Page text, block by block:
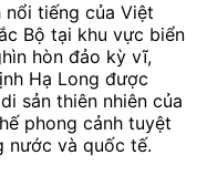
tiếng của Việt
Bộ tại khu vực biển
hòn đảo kỳ vĩ,
Hạ Long được
sản thiên nhiên của
phong cảnh tuyệt
nước và quốc tế.